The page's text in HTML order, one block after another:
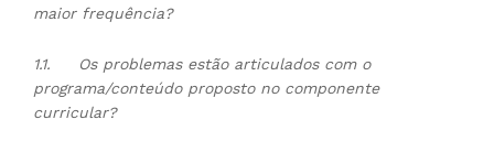
maior frequência?
1.1.
Os problemas estão articulados com o
programa/conteúdo proposto no componente
curricular?